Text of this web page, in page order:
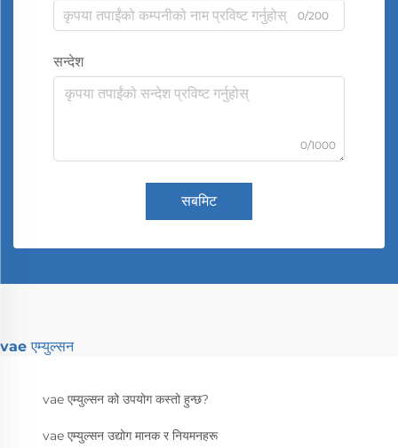
0/200
सन्देश
0/1000
सबमिट
vae एम्युल्सन
vae एम्युल्सन को उपयोग कस्तो हुन्छ?
vae एम्युल्सन उद्योग मानक र नियमनहरू